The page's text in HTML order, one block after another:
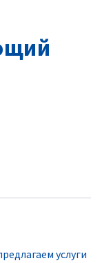
услуги